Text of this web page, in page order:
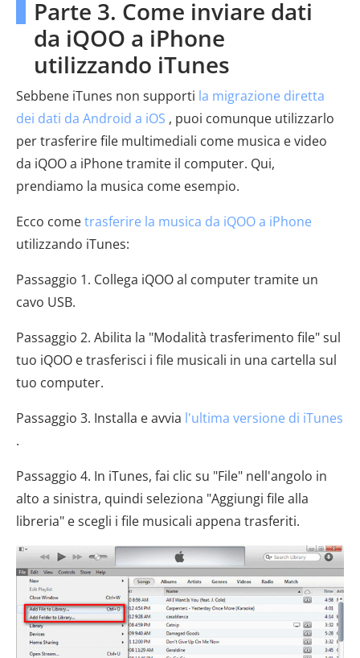
Parte 3. Come inviare dati
da iQOO a iPhone
utilizzando iTunes
Sebbene iTunes non supporti la migrazione diretta
dei dati da Android a iOS , puoi comunque utilizzarlo
per trasferire file multimediali come musica e video
da iQOO a iPhone tramite il computer. Qui,
prendiamo la musica come esempio.
Ecco cometrasferire la musica da iQOO a iPhone
utilizzando iTunes:
Passaggio 1. Collega iQOO al computer tramite un
cavo USB.
Passaggio 2. Abilita la "Modalità trasferimento file" sul
tuo iQOO e trasferisci i file musicali in una cartella sul
tuo computer.
Passaggio 3. Installa e avvia l'ultima versione di iTunes
.
Passaggio 4. In iTunes, fai clic su "File" nell'angolo in
alto a sinistra, quindi seleziona "Aggiungi file alla
libreria" e scegli i file musicali appena trasferiti.